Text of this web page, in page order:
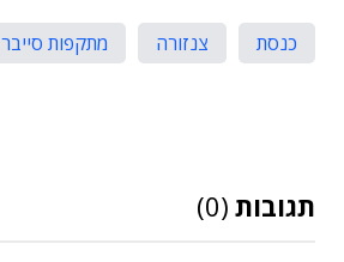
כנסת צנזורה מתקפות סייבר
תגובות (0)